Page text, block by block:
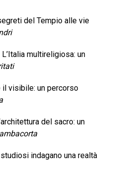
del Tempio alle vie
L’Italia multireligiosa: un
il visibile: un percorso
del sacro: un
studiosi indagano una realtà